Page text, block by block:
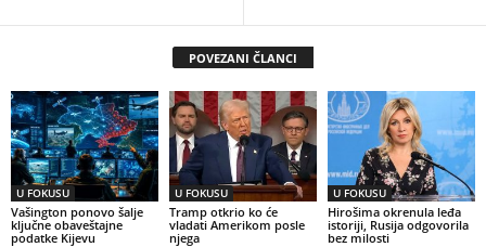
POVEZANI ČLANCI
U FOKUSU
Vašington ponovo šalje
ključne obaveštajne
podatke Kijevu
U FOKUSU
Tramp otkrio ko će
vladati Amerikom posle
njega
U FOKUSU
Hirošima okrenula leđa
istoriji, Rusija odgovorila
bez milosti